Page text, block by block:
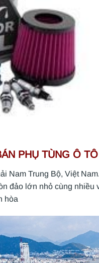
PHỤ TÙNG Ô
Nam Trung Bộ, Việt
đảo lớn nhỏ cùng
hòa